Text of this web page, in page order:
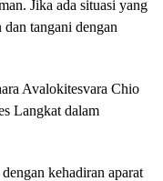
Jika ada situasi yang
tangani dengan
Avalokitesvara Chio
Langkat dalam
kehadiran aparat